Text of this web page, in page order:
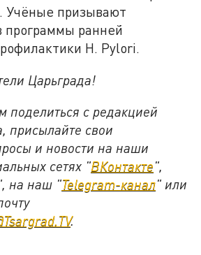
Учёные призывают
программы ранней
H. Pylori.
Царьграда!
поделиться с редакцией
присылайте свои
и новости на наши
сетях "ВКонтакте",
на наш "Telegram-канал" или
.